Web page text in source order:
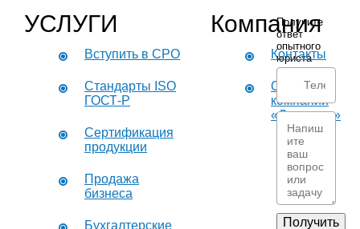
УСЛУГИ
Вступить в СРО
Стандарты ISO
ГОСТ-Р
Сертификация
продукции
Продажа
бизнеса
Бухгалтерские
Компания
Контакты
О
компании
«Дикастер»
Получите
ответ
опытного
юриста
Получить